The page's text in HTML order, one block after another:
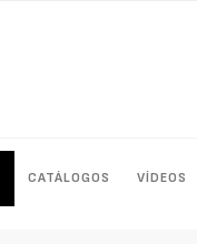
CATÁLOGOS VÍDEOS